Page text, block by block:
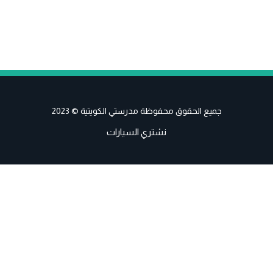
جميع الحقوق محفوظة مدرستي الكويتية © 2023
نشتري السيارات